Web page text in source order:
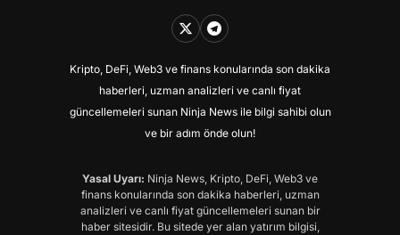
Kripto, DeFi, Web3 ve finans konularında son dakika
haberleri, uzman analizleri ve canlı fiyat
güncellemeleri sunan Ninja News ile bilgi sahibi olun
ve bir adım önde olun!
Yasal Uyarı: Ninja News, Kripto, DeFi, Web3 ve
finans konularında son dakika haberleri, uzman
analizleri ve canlı fiyat güncellemeleri sunan bir
haber sitesidir. Bu sitede yer alan yatırım bilgisi,